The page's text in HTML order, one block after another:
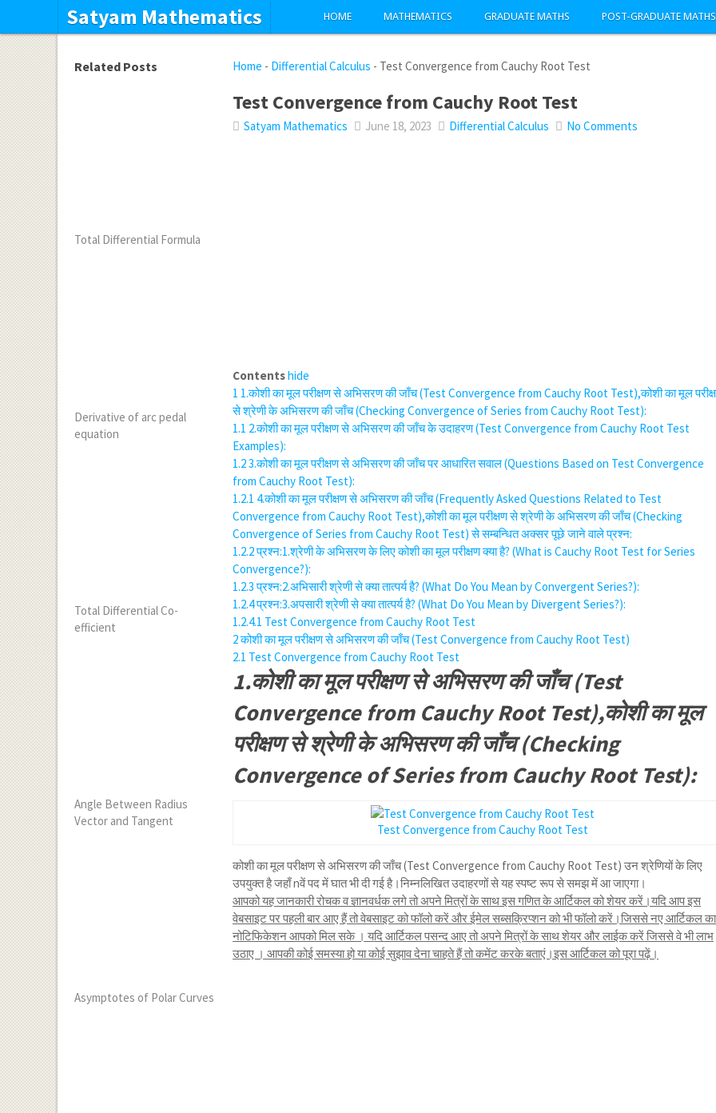
Satyam Mathematics HOME MATHEMATICS GRADUATE MATHS POST-GRADUATE MATHS
Home - Differential Calculus - Test Convergence from Cauchy Root Test
Test Convergence from Cauchy Root Test
Satyam Mathematics June 18, 2023 Differential Calculus No Comments
Contentshide
1 1.कोशी का मूल परीक्षण से अभिसरण की जाँच (Test Convergence from Cauchy Root Test),कोशी का मूल
से श्रेणी के अभिसरण की जाँच (Checking Convergence of Series from Cauchy Root Test):
1.1 2.कोशी का मूल परीक्षण से अभिसरण की जाँच के उदाहरण (Test Convergence from Cauchy Root Test
Examples):
1.23.कोशी का मूल परीक्षण से अभिसरण की जाँच पर आधारित सवाल (Questions Based on Test Convergence
from Cauchy Root Test):
1.2.1 4.कोशी का मूल परीक्षण से अभिसरण की जाँच (Frequently Asked Questions Related to Test
Convergence from Cauchy Root Test),कोशी का मूल परीक्षण से श्रेणी के अभिसरण की जाँच (Checking
Convergence of Series from Cauchy Root Test) से सम्बन्धित अक्सर पूछे जाने वाले प्रश्न:
1.2.2प्रश्न:1.श्रेणी के अभिसरण के लिए कोशी का मूल परीक्षण क्या है? (What is Cauchy Root Test for Series
Convergence?):
1.2.3 प्रश्न:2.अभिसारी श्रेणी से क्या तात्पर्य है? (What Do You Mean by Convergent Series?):
1.2.4प्रश्न:3.अपसारी श्रेणी से क्या तात्पर्य है? (What Do You Mean by Divergent Series?):
1.2.4.1 Test Convergence from Cauchy Root Test
2कोशी का मूल परीक्षण से अभिसरण की जाँच (Test Convergence from Cauchy Root Test)
2.1 Test Convergence from Cauchy Root Test
1.कोशी का मूल परीक्षण से अभिसरण की जाँच (Test
Convergence from Cauchy Root Test),कोशी का मूल
परीक्षण से श्रेणी के अभिसरण की जाँच (Checking
Convergence of Series from Cauchy Root Test):
Test Convergence from Cauchy Root Test
कोशी का मूल परीक्षण से अभिसरण की जाँच (Test Convergence from Cauchy Root Test) उन श्रेणियों के लिए
उपयुक्त है जहाँ nवें पद में घात भी दी गई है।निम्नलिखित उदाहरणों से यह स्पष्ट रूप से समझ में आ जाएगा।
आपको यह जानकारी रोचक व ज्ञानवर्धक लगे तो अपने मित्रों के साथ इस गणित के आर्टिकल को शेयर करें।यदि आप इस
वेबसाइट पर पहली बार आए हैं तो वेबसाइट को फॉलो करें और ईमेल सब्सक्रिप्शन को भी फॉलो करें।जिससे नए आर्टिकल का
नोटिफिकेशन आपको मिल सके । यदि आर्टिकल पसन्द आए तो अपने मित्रों के साथ शेयर और लाईक करें जिससे वे भी लाभ
उठाए । आपकी कोई समस्या हो या कोई सुझाव देना चाहते हैं तो कमेंट करके बताएं।इस आर्टिकल को पूरा पढ़ें।
Related Posts
Total Differential Formula
Derivative of arc pedal
equation
Total Differential Co-
efficient
Angle Between Radius
Vector and Tangent
Asymptotes of Polar Curves